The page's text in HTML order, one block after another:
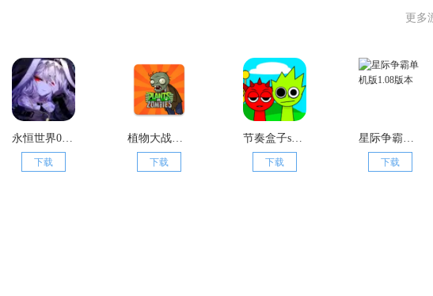
更多
永恒世界0.75汉化版
下载
植物大战僵尸杂交版
下载
节奏盒子sprunki模组
下载
星际争霸单机版1.08版本
下载